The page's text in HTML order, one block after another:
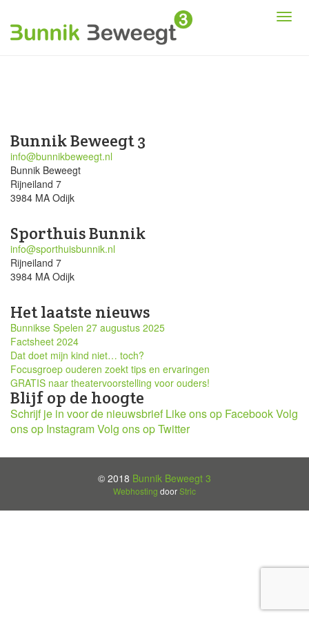
Bunnik Beweegt 3
info@bunnikbeweegt.nl
Bunnik Beweegt
Rijneiland 7
3984 MA Odijk
Sporthuis Bunnik
info@sporthuisbunnik.nl
Rijneiland 7
3984 MA Odijk
Het laatste nieuws
Bunnikse Spelen 27 augustus 2025
Factsheet 2024
Dat doet mijn kind niet… toch?
Focusgroep ouderen zoekt tips en ervaringen
GRATIS naar theatervoorstelling voor ouders!
Blijf op de hoogte
Schrijf je in voor de nieuwsbrief Like ons op FacebookVolg
ons op InstagramVolg ons op Twitter
© 2018 Bunnik Beweegt 3
Webhosting doorStric